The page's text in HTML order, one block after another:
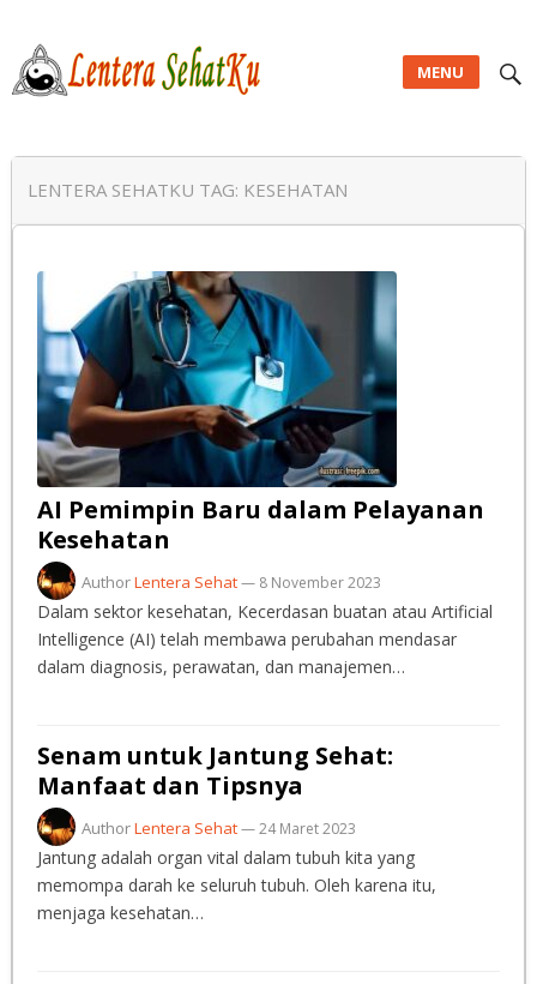
MENU
LENTERA SEHATKU TAG: KESEHATAN
AI Pemimpin Baru dalam Pelayanan
Kesehatan
AuthorLentera Sehat— 8 November 2023
Dalam sektor kesehatan, Kecerdasan buatan atau Artificial
Intelligence (AI) telah membawa perubahan mendasar
dalam diagnosis, perawatan, dan manajemen…
Senam untuk Jantung Sehat:
Manfaat dan Tipsnya
AuthorLentera Sehat—24 Maret 2023
Jantung adalah organ vital dalam tubuh kita yang
memompa darah ke seluruh tubuh. Oleh karena itu,
menjaga kesehatan…